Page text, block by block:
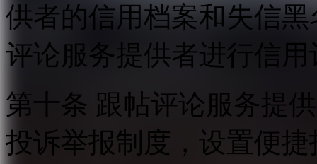
供者的信用档案和失信
评论服务提供者进行信用
第十条 跟帖评论服务提
投诉举报制度，设置便